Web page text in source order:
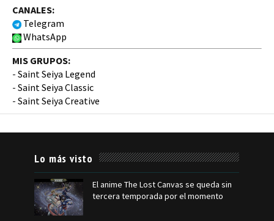
CANALES:
Telegram
WhatsApp
MIS GRUPOS:
- Saint Seiya Legend
- Saint Seiya Classic
- Saint Seiya Creative
Lo más visto
El anime The Lost Canvas se queda sin
tercera temporada por el momento